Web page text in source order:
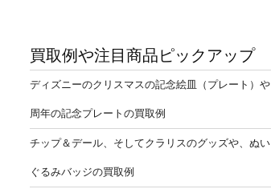
買取例や注目商品ピックアップ
ディズニーのクリスマスの記念絵皿（プレート）や
周年の記念プレートの買取例
チップ＆デール、そしてクラリスのグッズや、ぬい
ぐるみバッジの買取例